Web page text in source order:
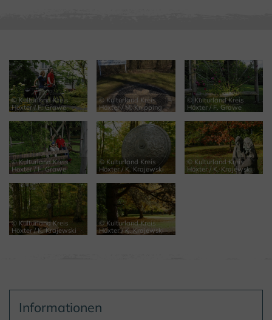
© Kulturland Kreis
Höxter / F. Grawe
© Kulturland Kreis
Höxter / M. Knipping
© Kulturland Kreis
Höxter / F. Grawe
© Kulturland Kreis
Höxter / F. Grawe
© Kulturland Kreis
Höxter / K. Krajewski
© Kulturland Kreis
Höxter / K. Krajewski
© Kulturland Kreis
Höxter / K. Krajewski
© Kulturland Kreis
Höxter / K. Krajewski
Informationen